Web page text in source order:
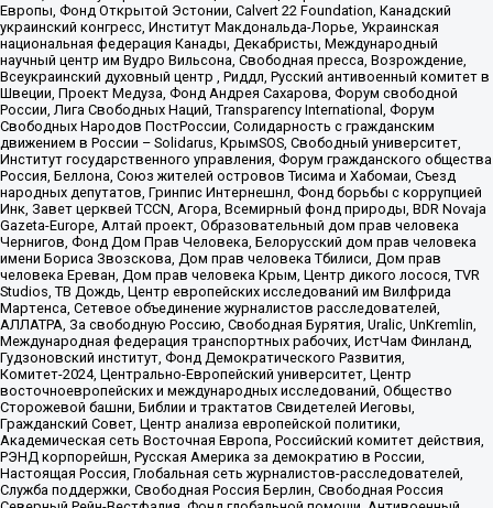
Европы, Фонд Открытой Эстонии, Calvert 22 Foundation, Канадский
украинский конгресс, Институт Макдональда-Лорье, Украинская
национальная федерация Канады, Декабристы, Международный
научный центр им Вудро Вильсона, Свободная пресса, Возрождение,
Всеукраинский духовный центр , Риддл, Русский антивоенный комитет в
Швеции, Проект Медуза, Фонд Андрея Сахарова, Форум свободной
России, Лига Свободных Наций, Transparеncy International, Форум
Свободных Народов ПостРоссии, Солидарность с гражданским
движением в России – Solidarus, КрымSOS, Свободный университет,
Институт государственного управления, Форум гражданского общества
Россия, Беллона, Союз жителей островов Тисима и Хабомаи, Съезд
народных депутатов, Гринпис Интернешнл, Фонд борьбы с коррупцией
Инк, Завет церквей TCCN, Агора, Всемирный фонд природы, BDR Novaja
Gazeta-Europe, Алтай проект, Образовательный дом прав человека
Чернигов, Фонд Дом Прав Человека, Белорусский дом прав человека
имени Бориса Звозскова, Дом прав человека Тбилиси, Дом прав
человека Ереван, Дом прав человека Крым, Центр дикого лосося, TVR
Studios, ТВ Дождь, Центр европейских исследований им Вилфрида
Мартенса, Сетевое объединение журналистов расследователей,
АЛЛАТРА, За свободную Россию, Свободная Бурятия, Uralic, UnKremlin,
Международная федерация транспортных рабочих, ИстЧам Финланд,
Гудзоновский институт, Фонд Демократического Развития,
Комитет-2024, Центрально-Европейский университет, Центр
восточноевропейских и международных исследований, Общество
Сторожевой башни, Библии и трактатов Свидетелей Иеговы,
Гражданский Совет, Центр анализа европейской политики,
Академическая сеть Восточная Европа, Российский комитет действия,
РЭНД корпорейшн, Русская Америка за демократию в России,
Настоящая Россия, Глобальная сеть журналистов-расследователей,
Служба поддержки, Свободная Россия Берлин, Свободная Россия